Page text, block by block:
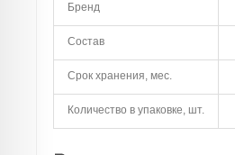
Бренд
Состав
Срок хранения, мес.
Количество в упаковке, шт.